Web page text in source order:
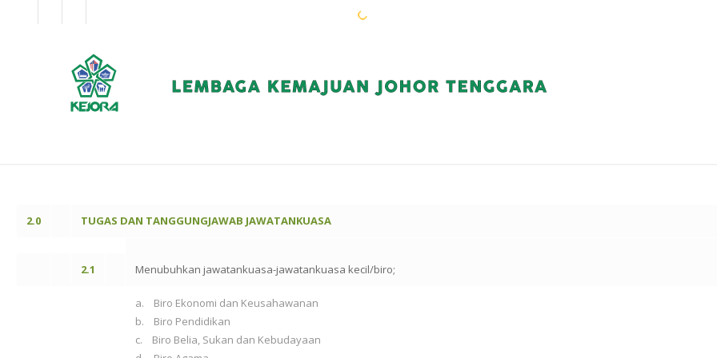
2.0 TUGAS DAN TANGGUNGJAWAB JAWATANKUASA
2.1 Menubuhkan jawatankuasa-jawatankuasa kecil/biro;
a. Biro Ekonomi dan Keusahawanan
b. Biro Pendidikan
c. Biro Belia, Sukan dan Kebudayaan